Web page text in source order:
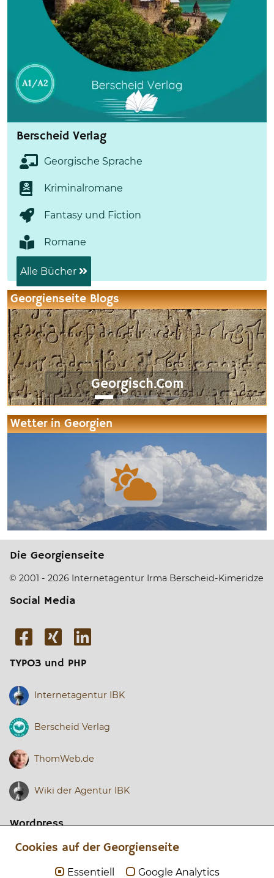
Berscheid Verlag
Georgische Sprache
Kriminalromane
Fantasy und Fiction
Romane
Alle Bücher
Georgienseite Blogs
Georgisch.Com
Wetter in Georgien
Die Georgienseite
© 2001 - 2026 Internetagentur Irma Berscheid-Kimeridze
Social Media
TYPO3 und PHP
Internetagentur IBK
Berscheid Verlag
ThomWeb.de
Wiki der Agentur IBK
Wordpress
Tourismus in Georgien
Cookies auf der Georgienseite
Essentiell Google Analytics